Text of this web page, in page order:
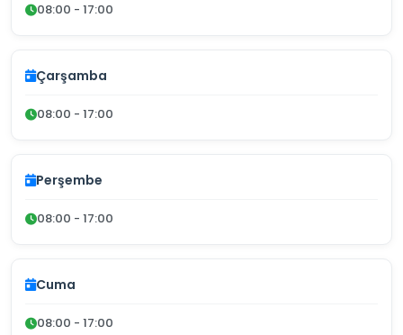
08:00 - 17:00
Çarşamba
08:00 - 17:00
Perşembe
08:00 - 17:00
Cuma
08:00 - 17:00